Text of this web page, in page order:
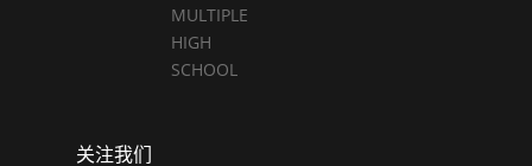
MULTIPLE
HIGH
SCHOOL
关注我们